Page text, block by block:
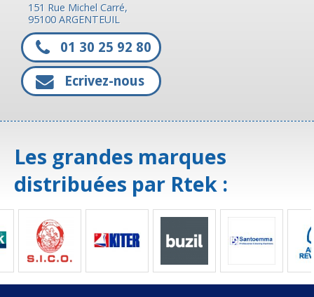
151 Rue Michel Carré,
95100 ARGENTEUIL
01 30 25 92 80
Ecrivez-nous
Les grandes marques
distribuées par Rtek :